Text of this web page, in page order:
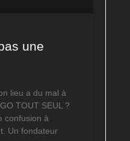
une
lieu a du mal à
TOUT SEUL ?
confusion à
Un fondateur